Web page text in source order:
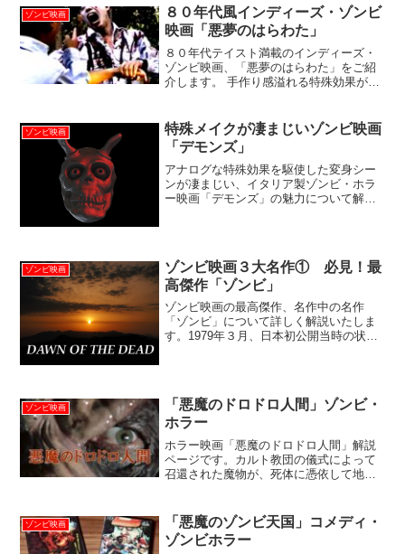
ゾンビ映画
８０年代風インディーズ・ゾンビ
映画「悪夢のはらわた」
８０年代テイスト満載のインディーズ・
ゾンビ映画、「悪夢のはらわた」をご紹
介します。 手作り感溢れる特殊効果が、
開中です。
ゾンビ映画
特殊メイクが凄まじいゾンビ映画
「デモンズ」
アナログな特殊効果を駆使した変身シー
ンが凄まじい、イタリア製ゾンビ・ホラ
ー映画「デモンズ」の魅力について解説
ゾンビ映画
ゾンビ映画３大名作① 必見！最
高傑作「ゾンビ」
ゾンビ映画の最高傑作、名作中の名作
「ゾンビ」について詳しく解説いたしま
す。1979年３月、日本初公開当時の状況
ゾンビ映画
「悪魔のドロドロ人間」ゾンビ・
ホラー
ホラー映画「悪魔のドロドロ人間」解説
ページです。カルト教団の儀式によって
召還された魔物が、死体に憑依して地味
ゾンビ映画
「悪魔のゾンビ天国」コメディ・
ゾンビホラー